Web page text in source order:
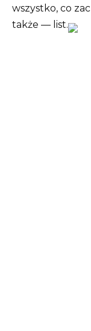
wszystko, co
także — list.